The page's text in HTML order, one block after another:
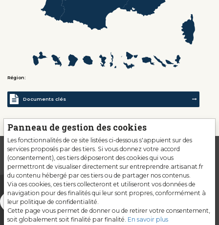
Région:
Documents clés
Panneau de gestion des cookies
Les fonctionnalités de ce site listées ci-dessous s'appuient sur des
services proposés par des tiers. Si vous donnez votre accord
(consentement), ces tiers déposeront des cookies qui vous
permettront de visualiser directement sur entreprendre.artisanat.fr
du contenu hébergé par ces tiers ou de partager nos contenus.
Via ces cookies, ces tiers collecteront et utiliseront vos données de
navigation pour des finalités qui leur sont propres, conformément à
leur politique de confidentialité.
Cette page vous permet de donner ou de retirer votre consentement,
soit globalement soit finalité par finalité. En savoir plus